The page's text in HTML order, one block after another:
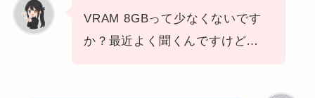
VRAM 8GBって少なくないです
か？最近よく聞くんですけど…